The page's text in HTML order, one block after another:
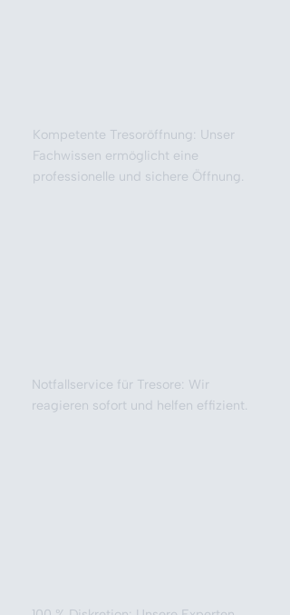
Kompetente Tresoröffnung: Unser
Fachwissen ermöglicht eine
professionelle und sichere Öffnung.
Notfallservice für Tresore: Wir
reagieren sofort und helfen effizient.